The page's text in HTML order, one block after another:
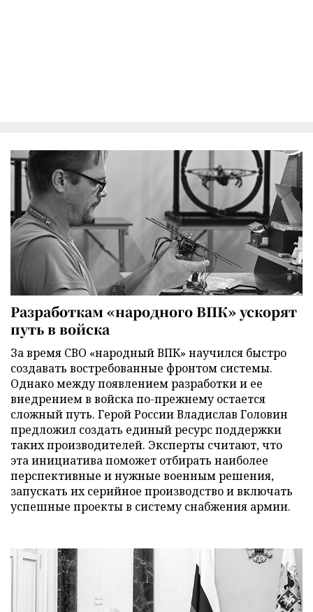
Разработкам «народного ВПК» ускорят
путь в войска
За время СВО «народный ВПК» научился быстро
создавать востребованные фронтом системы.
Однако между появлением разработки и ее
внедрением в войска по-прежнему остается
сложный путь. Герой России Владислав Головин
предложил создать единый ресурс поддержки
таких производителей. Эксперты считают, что
эта инициатива поможет отбирать наиболее
перспективные и нужные военным решения,
запускать их серийное производство и включать
успешные проекты в систему снабжения армии.